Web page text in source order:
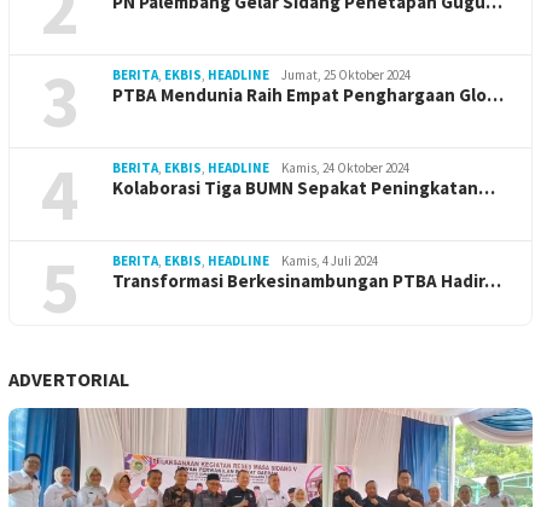
3 BERITA EKBIS HEADLINE Jumat, 25 Oktober 2024
PTBA Mendunia Raih Empat Penghargaan Glo…
4 BERITA EKBIS HEADLINE Kamis, 24 Oktober 2024
Kolaborasi Tiga BUMN Sepakat Peningkatan…
5 BERITA EKBIS HEADLINE Kamis, 4 Juli 2024
Transformasi Berkesinambungan PTBA Hadir…
ADVERTORIAL